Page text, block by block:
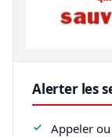
Alerter les
Appeler